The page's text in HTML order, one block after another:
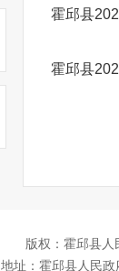
霍邱县
霍邱县
版权：霍邱县人
地址：霍邱县人民政